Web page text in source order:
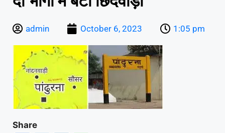
admin October 6, 2023 1:05 pm
Share